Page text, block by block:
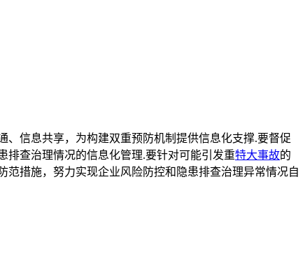
信息共享，为构建双重预防机制提供信息化支撑.要督促
排查治理情况的信息化管理.要针对可能引发重特大事故的
措施，努力实现企业风险防控和隐患排查治理异常情况自